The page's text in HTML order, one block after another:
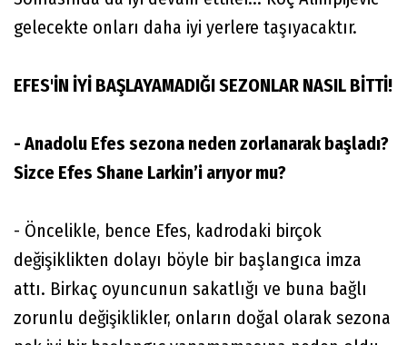
gelecekte onları daha iyi yerlere taşıyacaktır.
EFES'İN İYİ BAŞLAYAMADIĞI SEZONLAR NASIL BİTTİ!
- Anadolu Efes sezona neden zorlanarak başladı?
Sizce Efes Shane Larkin’i arıyor mu?
- Öncelikle, bence Efes, kadrodaki birçok
değişiklikten dolayı böyle bir başlangıca imza
attı. Birkaç oyuncunun sakatlığı ve buna bağlı
zorunlu değişiklikler, onların doğal olarak sezona